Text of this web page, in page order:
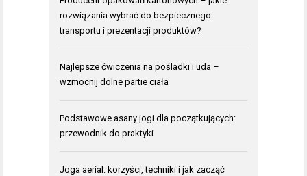
rozwiązania wybrać do bezpiecznego
transportu i prezentacji produktów?
Najlepsze ćwiczenia na pośladki i uda –
wzmocnij dolne partie ciała
Podstawowe asany jogi dla początkujących:
przewodnik do praktyki
Joga aerial: korzyści, techniki i jak zacząć